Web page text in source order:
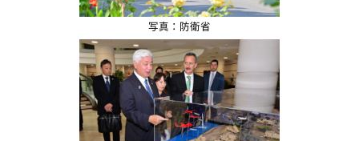
写真：防衛省